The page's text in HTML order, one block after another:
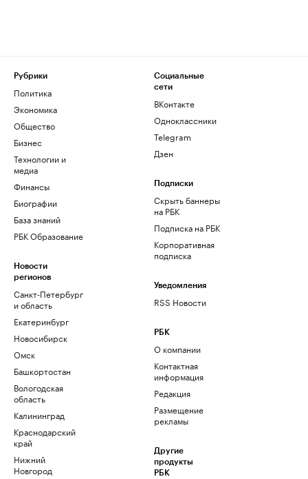
Рубрики
Политика
Экономика
Общество
Бизнес
Технологии и
медиа
Финансы
Биографии
База знаний
РБК Образование
Новости
регионов
Санкт-Петербург
и область
Екатеринбург
Новосибирск
Омск
Башкортостан
Вологодская
область
Калининград
Краснодарский
край
Нижний
Новгород
Социальные
сети
ВКонтакте
Одноклассники
Telegram
Дзен
Подписки
Скрыть баннеры
на РБК
Подписка на РБК
Корпоративная
подписка
Уведомления
RSS Новости
РБК
О компании
Контактная
информация
Редакция
Размещение
рекламы
Другие
продукты
РБК